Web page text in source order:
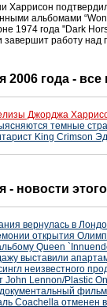
Харрисон
альбомами
1974 года "Dark
завершит работу
2006 года - все
Джорджа
темные
King Crimson
- новости
вернулась в
открытия
Queen
выставили
неизвестного
John Lennon/Plastic
фильм
Coachella отменен